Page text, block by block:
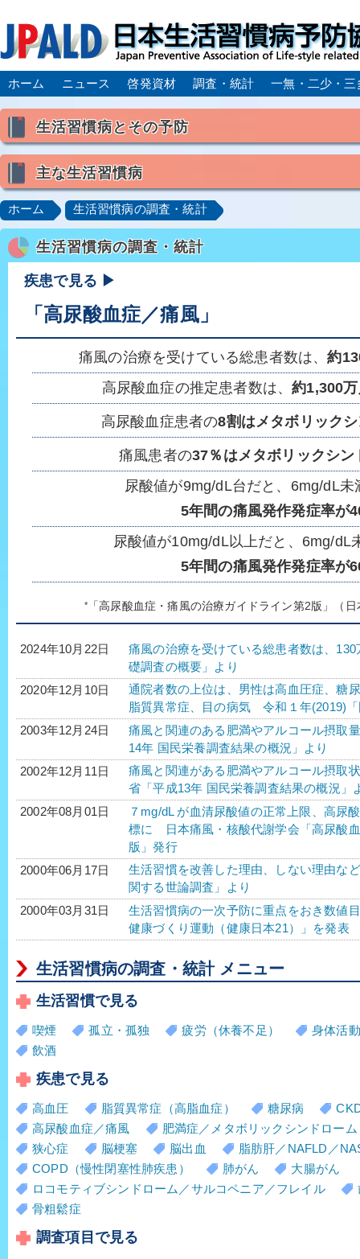
ホーム ニュース 啓発資材 調査・統計 一無・二少・三
生活習慣病とその予防
喫煙
食生活
主な生活習慣病
高血圧 脂質異常症（高脂血症）
肥満症／メタボリックシンドローム
動脈硬化
心
脂肪肝／NAFLD／NASH
アルコール肝疾患
ロコモティブシンドローム／サルコペニア／フレイル
ホーム 生活習慣病の調査・統計
生活習慣病の調査・統計
疾患で見る ▶
「高尿酸血症／痛風」
痛風の治療を受けている総患者数は、約
高尿酸血症の推定患者数は、約1,300
高尿酸血症患者の8割はメタボリック
痛風患者の37％はメタボリックシン
尿酸値が9mg/dL台だと、6mg/dL未
5年間の痛風発作発症率が
尿酸値が10mg/dL以上だと、6mg/dL
5年間の痛風発作発症率が
* 「高尿酸血症・痛風の治療ガイドライン第2版」（
2024年10月22日
痛風の治療を受けている総患者数は、
礎調査の概要」より
2020年12月10日
通院者数の上位は、男性は高血圧症、糖
脂質異常症、目の病気 令和１年(2019)
2003年12月24日
痛風と関連のある肥満やアルコール摂取
14年 国民栄養調査結果の概況」より
2002年12月11日
痛風と関連がある肥満やアルコール摂取
省「平成13年 国民栄養調査結果の概況」
2002年08月01日
７mg/dL が血清尿酸値の正常上限、高尿
標に 日本痛風・核酸代謝学会「高尿酸
版」発行
2000年06月17日
生活習慣を改善した理由、しない理由な
関する世論調査」より
2000年03月31日
生活習慣病の一次予防に重点をおき数値
健康づくり運動（健康日本21）」を発表
生活習慣病の調査・統計 メニュー
生活習慣で見る
喫煙 孤立・孤独 疲労（休養不足）
身体活
飲酒
疾患で見る
高血圧 脂質異常症（高脂血症） 糖尿病
高尿酸血症／痛風
肥満症／メタボリックシンドローム
狭心症
脳梗塞 脳出血
脂肪肝／NAFLD／
COPD（慢性閉塞性肺疾患）
肺がん
大腸がん
ロコモティブシンドローム／サルコペニア／フレイル
骨粗鬆症
調査項目で見る